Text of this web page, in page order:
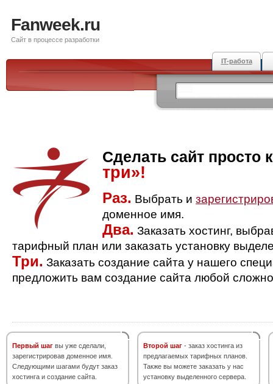
Fanweek.ru
Сайт в процессе разработки
IT-работа
Сделать сайт просто
три»!
Раз. Выбрать и
доменное имя.
Два. Заказать хостинг,
тарифный план или заказать установку
Три. Заказать создание сайта у нашего
предложить вам создание сайта любой
Первый шаг вы уже сделали,
зарегистрировав доменное имя.
Следующими шагами будут заказ
хостинга и создание сайта.
Второй шаг - заказ хостинга из
предлагаемых тарифных планов.
Также вы можете заказать у нас
установку выделенного сервера.